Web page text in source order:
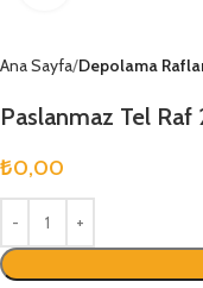
Ana Sayfa Depolama
Paslanmaz Tel Raf
₺0,00